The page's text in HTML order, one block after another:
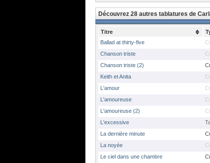
Découvrez 28 autres tablatures de
Titre
Ballad at thirty-five
Chanson triste
Chanson triste (2)
Keith et Anita
L'amour
L'amoureuse
L'amoureuse (2)
L'excessive
La dernière minute
La noyée
Le ciel dans une chambre